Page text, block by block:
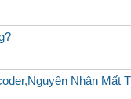
Nhân Mất